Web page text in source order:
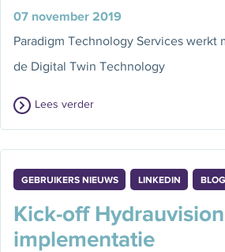
07 november 2019
Paradigm Technology Services werkt
de Digital Twin Technology
Lees verder
GEBRUIKERS NIEUWS LINKEDIN BLOG
Kick-off Hydrauvision
implementatie